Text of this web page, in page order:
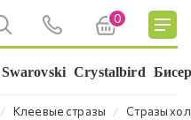
0
Swarovski Crystalbird
⁄ Клеевые стразы ⁄ Стразы